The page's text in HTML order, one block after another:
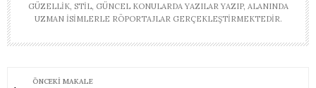
GÜZELLIK, STIL, GÜNCEL KONULARDA YAZILAR YAZIP, ALANINDA
UZMAN ISIMLERLE RÖPORTAJLAR GERÇEKLEŞTIRMEKTEDIR.
ÖNCEKI MAKALE